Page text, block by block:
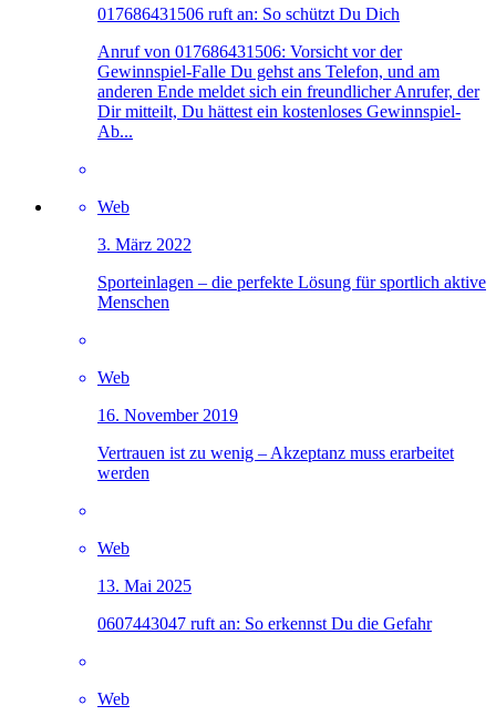
017686431506 ruft an: So schützt Du Dich
Anruf von 017686431506: Vorsicht vor der
Gewinnspiel-Falle Du gehst ans Telefon, und am
anderen Ende meldet sich ein freundlicher Anrufer, der
Dir mitteilt, Du hättest ein kostenloses Gewinnspiel-
Ab...
Web
3. März 2022
Sporteinlagen – die perfekte Lösung für sportlich aktive
Menschen
Web
16. November 2019
Vertrauen ist zu wenig – Akzeptanz muss erarbeitet
werden
Web
13. Mai 2025
0607443047 ruft an: So erkennst Du die Gefahr
Web